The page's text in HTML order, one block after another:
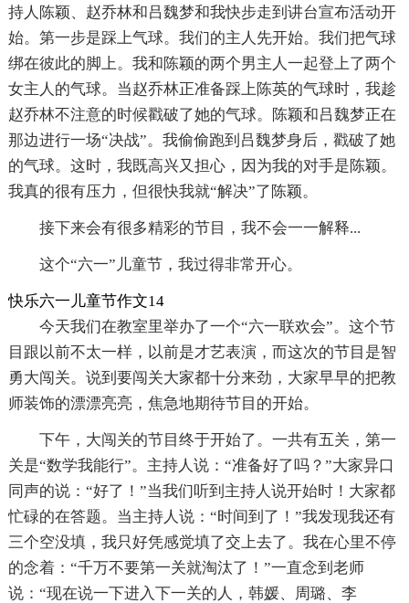
持人陈颖、赵乔林和吕魏梦和我快步走到讲台宣布活动开
始。第一步是踩上气球。我们的主人先开始。我们把气球
绑在彼此的脚上。我和陈颖的两个男主人一起登上了两个
女主人的气球。当赵乔林正准备踩上陈英的气球时，我趁
赵乔林不注意的时候戳破了她的气球。陈颖和吕魏梦正在
那边进行一场“决战”。我偷偷跑到吕魏梦身后，戳破了她
的气球。这时，我既高兴又担心，因为我的对手是陈颖。
我真的很有压力，但很快我就“解决”了陈颖。
接下来会有很多精彩的节目，我不会一一解释...
这个“六一”儿童节，我过得非常开心。
快乐六一儿童节作文14
今天我们在教室里举办了一个“六一联欢会”。这个节
目跟以前不太一样，以前是才艺表演，而这次的节目是智
勇大闯关。说到要闯关大家都十分来劲，大家早早的把教
师装饰的漂漂亮亮，焦急地期待节目的开始。
下午，大闯关的节目终于开始了。一共有五关，第一
关是“数学我能行”。主持人说：“准备好了吗？”大家异口
同声的说：“好了！”当我们听到主持人说开始时！大家都
忙碌的在答题。当主持人说：“时间到了！”我发现我还有
三个空没填，我只好凭感觉填了交上去了。我在心里不停
的念着：“千万不要第一关就淘汰了！”一直念到老师
说：“现在说一下进入下一关的人，韩媛、周璐、李